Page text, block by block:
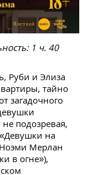
1 ч. 40
Руби и Элиза
тайно
загадочного
подозревая,
на
Мерлан
в огне»),